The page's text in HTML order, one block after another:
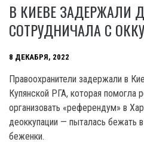
В КИЕВЕ ЗАДЕРЖАЛИ
СОТРУДНИЧАЛА С
8 ДЕКАБРЯ, 2022
Правоохранители задержали в
Купянской РГА, которая помогла
организовать «референдум» в
деоккупации — пыталась бежать
беженки.